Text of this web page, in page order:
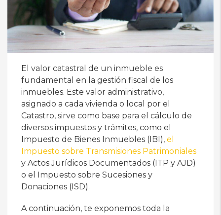
El valor catastral de un inmueble es
fundamental en la gestión fiscal de los
inmuebles. Este valor administrativo,
asignado a cada vivienda o local por el
Catastro, sirve como base para el cálculo de
diversos impuestos y trámites, como el
Impuesto de Bienes Inmuebles (IBI), el
Impuesto sobre Transmisiones Patrimoniales
y Actos Jurídicos Documentados (ITP y AJD)
o el Impuesto sobre Sucesiones y
Donaciones (ISD).
A continuación, te exponemos toda la